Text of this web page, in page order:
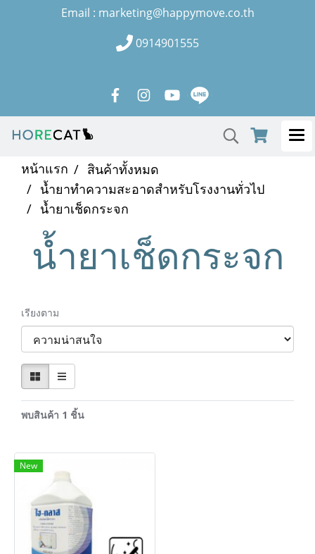
Email : marketing@happymove.co.th
0914901555
หน้าแรก
สินค้าทั้งหมด
น้ำยาทำความสะอาดสำหรับโรงงานทั่วไป
น้ำยาเช็ดกระจก
น้ำยาเช็ดกระจก
เรียงตาม
พบสินค้า 1 ชิ้น
New